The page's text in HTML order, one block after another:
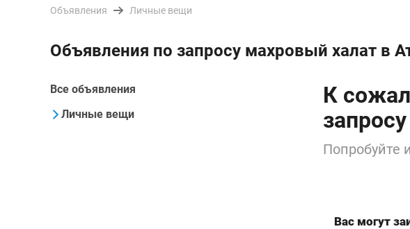
Объявления Личные вещи
Объявления по запросу махровый халат в
Все объявления
Личные вещи
К
запросу
Попробуйте
Вас могут